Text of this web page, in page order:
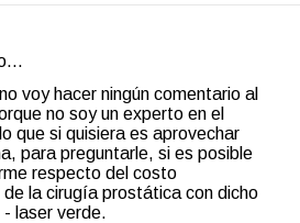
voy hacer ningún comentario al
no soy un experto en el
que si quisiera es aprovechar
para preguntarle, si es posible
respecto del costo
la cirugía prostática con dicho
laser verde.